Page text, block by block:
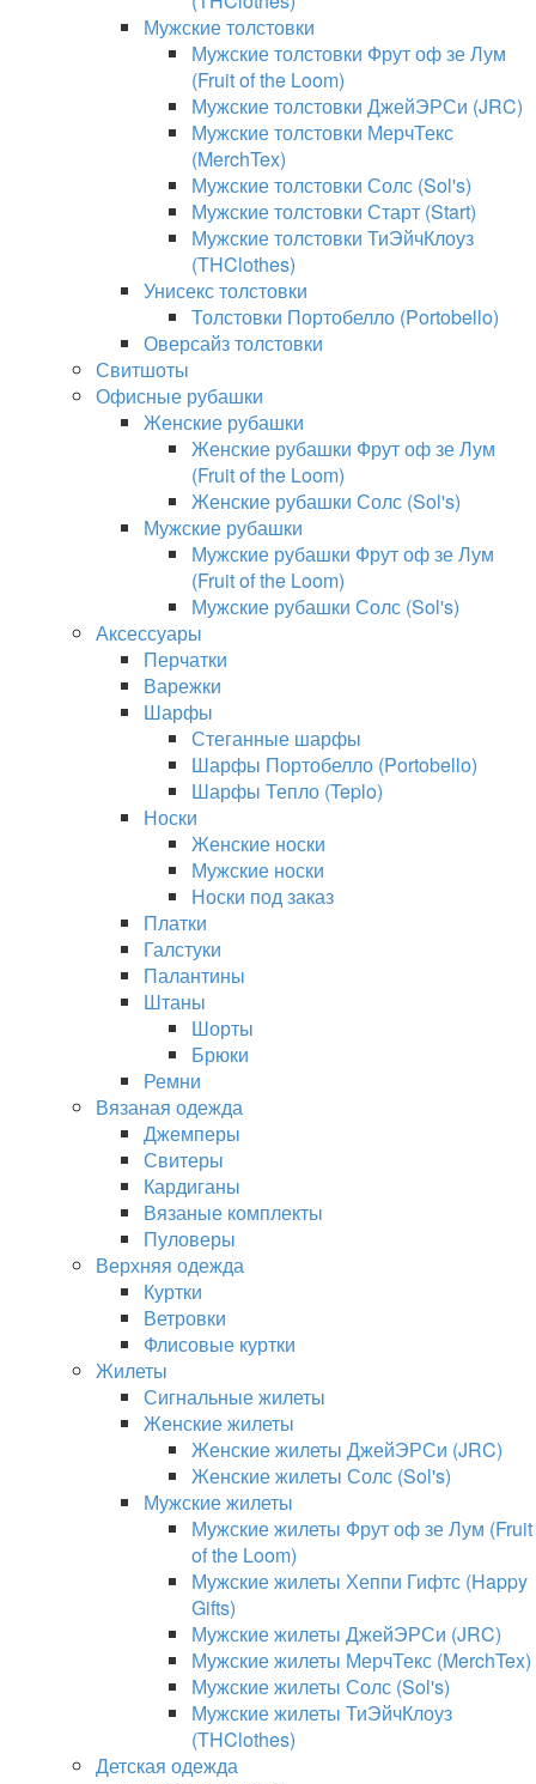
Мужские толстовки
Мужские толстовки Фрут оф зе Лум
(Fruit of the Loom)
Мужские толстовки ДжейЭРСи (JRC)
Мужские толстовки МерчТекс
(MerchTex)
Мужские толстовки Солс (Sol's)
Мужские толстовки Старт (Start)
Мужские толстовки ТиЭйчКлоуз
(THClothes)
Унисекс толстовки
Толстовки Портобелло (Portobello)
Оверсайз толстовки
Свитшоты
Офисные рубашки
Женские рубашки
Женские рубашки Фрут оф зе Лум
(Fruit of the Loom)
Женские рубашки Солс (Sol's)
Мужские рубашки
Мужские рубашки Фрут оф зе Лум
(Fruit of the Loom)
Мужские рубашки Солс (Sol's)
Аксессуары
Перчатки
Варежки
Шарфы
Стеганные шарфы
Шарфы Портобелло (Portobello)
Шарфы Тепло (Teplo)
Носки
Женские носки
Мужские носки
Носки под заказ
Платки
Галстуки
Палантины
Штаны
Шорты
Брюки
Ремни
Вязаная одежда
Джемперы
Свитеры
Кардиганы
Вязаные комплекты
Пуловеры
Верхняя одежда
Куртки
Ветровки
Флисовые куртки
Жилеты
Сигнальные жилеты
Женские жилеты
Женские жилеты ДжейЭРСи (JRC)
Женские жилеты Солс (Sol's)
Мужские жилеты
Мужские жилеты Фрут оф зе Лум (Fruit
of the Loom)
Мужские жилеты Хеппи Гифтс (Happy
Gifts)
Мужские жилеты ДжейЭРСи (JRC)
Мужские жилеты МерчТекс (MerchTex)
Мужские жилеты Солс (Sol's)
Мужские жилеты ТиЭйчКлоуз
(THClothes)
Детская одежда